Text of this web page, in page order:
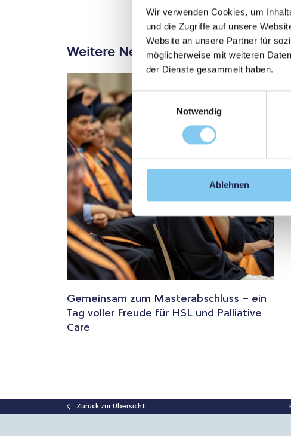
Wir verwenden Cookies, um
und die Zugriffe auf unsere
Website an unsere Partner für
möglicherweise mit weiteren
der Dienste gesammelt haben.
Einwilligungsauswahl
Notwendig
Ablehnen
Weitere News
Gemeinsam zum Masterabschluss – ein
Tag voller Freude für HSL und Palliative
Care
Zurück zur Übersicht